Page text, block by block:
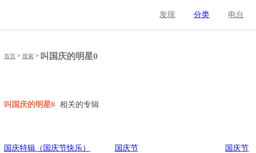
发现 分类 电台
首页 > 搜索 > 叫国庆的明星0
叫国庆的明星0 相关的专辑
国庆特辑（国庆节快乐）
国庆节
国庆节